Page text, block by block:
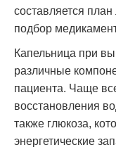
составляется
подбор
Капельница при
различные
пациента. Чаще
восстановления
также глюкоза,
энергетические